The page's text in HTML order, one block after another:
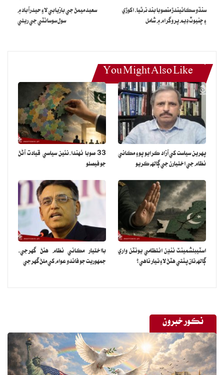
سنڌو سڪائيندڙ منصوبا بند نه ٿيا، اکوڙي
۽ چنيوٽ ڊيم پروگرام ۾ شامل
سعيد ميمڻ جي بازيابي لاءِ حيدرآباد ۾
سول سوسائٽي جي ريلي
You Might Also Like
پهرين سياست کي آزاد ڪرايو پوءِ مڪاني
نظام جي اختيارن جي ڳالهه ڪريو
33 صوبا ٺهندا،نئين سياسي قيادت آڻڻ
جو فيصلو
اسٽيبلشمينٽ ننڍن انتظامي يونٽن واري
ڳالهه تان پٺتي هٽڻ لاءِ تيار ناهي؟
بااختيار مڪاني نظام هئڻ گهرجي‏،
جمهوريت جو فائدو عوام کي ملڻ گهرجي
نڪور خبرون